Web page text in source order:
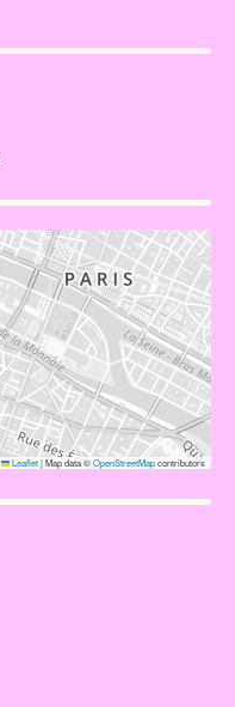
Leaflet|Map data ©OpenStreetMapcontributors